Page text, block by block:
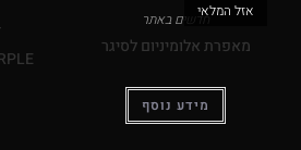
אזל המלאיחדשים באתר
מאפרת אלומיניום לסיגר
מידע נוסף